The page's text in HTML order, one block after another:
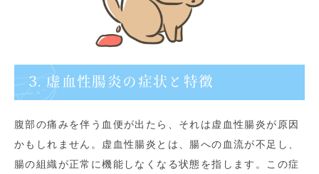
3. 虚血性腸炎の症状と特徴
腹部の痛みを伴う血便が出たら、それは虚血性腸炎が原因
かもしれません。虚血性腸炎とは、腸への血流が不足し、
腸の組織が正常に機能しなくなる状態を指します。この症